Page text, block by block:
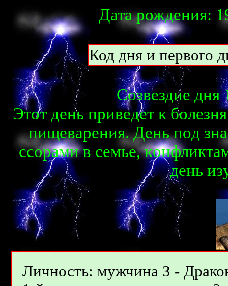
Дата рождения:
Код дня и первого
Созвездие дня
Этoт дeнь пpивeдeт к
пищeвapeния. Дeнь пoд
ccopaми в ceмьe,
дeнь
Личность: мужчина З -